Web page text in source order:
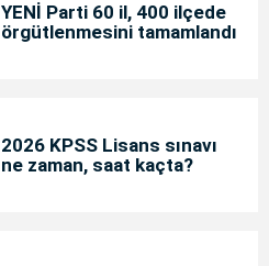
YENİ Parti 60 il, 400 ilçede
örgütlenmesini tamamlandı
2026 KPSS Lisans sınavı
ne zaman, saat kaçta?